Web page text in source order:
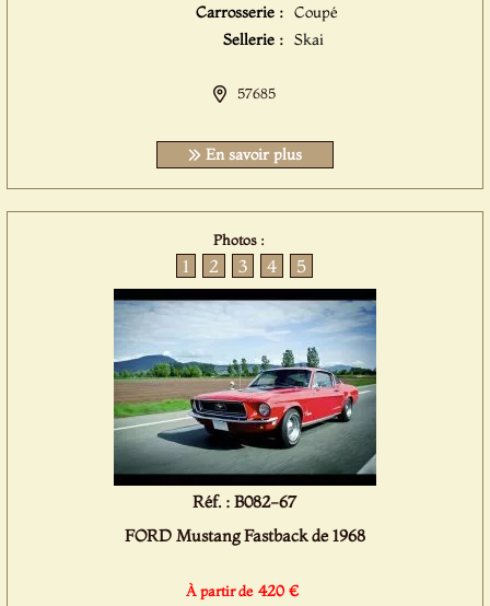
Carrosserie : Coupé
Sellerie : Skai
57685
En savoir plus
Photos :
1 2 3 4 5
Réf. : B082-67
FORD Mustang Fastback de 1968
À partir de 420 €